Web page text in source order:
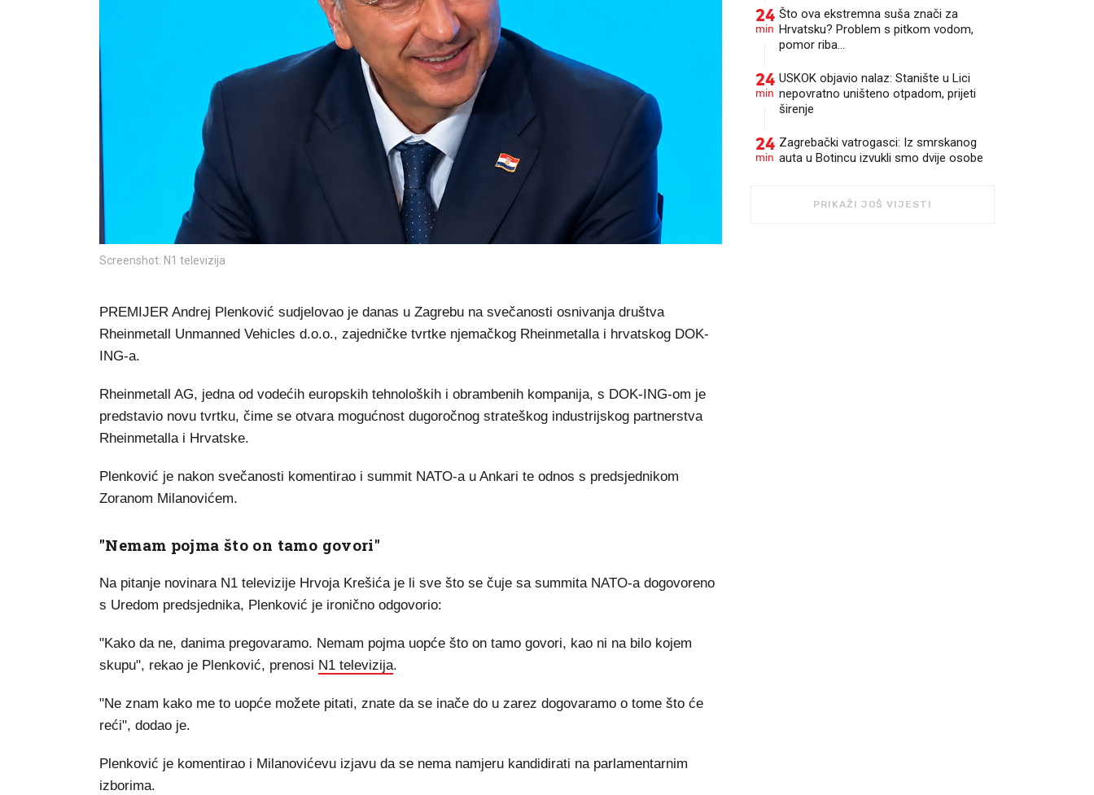
Screenshot: N1 televizija
PREMIJER Andrej Plenković sudjelovao je danas u Zagrebu na svečanosti osnivanja društva
Rheinmetall Unmanned Vehicles d.o.o., zajedničke tvrtke njemačkog Rheinmetalla i hrvatskog DOK-
ING-a.
Rheinmetall AG, jedna od vodećih europskih tehnoloških i obrambenih kompanija, s DOK-ING-om je
predstavio novu tvrtku, čime se otvara mogućnost dugoročnog strateškog industrijskog partnerstva
Rheinmetalla i Hrvatske.
Plenković je nakon svečanosti komentirao i summit NATO-a u Ankari te odnos s predsjednikom
Zoranom Milanovićem.
"Nemam pojma što on tamo govori"
Na pitanje novinara N1 televizije Hrvoja Krešića je li sve što se čuje sa summita NATO-a dogovoreno
s Uredom predsjednika, Plenković je ironično odgovorio:
"Kako da ne, danima pregovaramo. Nemam pojma uopće što on tamo govori, kao ni na bilo kojem
skupu", rekao je Plenković, prenosi N1 televizija.
"Ne znam kako me to uopće možete pitati, znate da se inače do u zarez dogovaramo o tome što će
reći", dodao je.
Plenković je komentirao i Milanovićevu izjavu da se nema namjeru kandidirati na parlamentarnim
izborima.
24
min
Što ova ekstremna suša znači za
Hrvatsku? Problem s pitkom vodom,
pomor riba...
24
min
USKOK objavio nalaz: Stanište u Lici
nepovratno uništeno otpadom, prijeti
širenje
24
min
Zagrebački vatrogasci: Iz smrskanog
auta u Botincu izvukli smo dvije osobe
PRIKAŽI JOŠ VIJESTI